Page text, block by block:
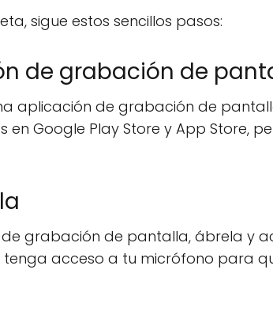
sigue estos sencillos pasos:
de grabación de
aplicación de grabación de
Google Play Store y App Store,
grabación de pantalla, ábrela y
acceso a tu micrófono para